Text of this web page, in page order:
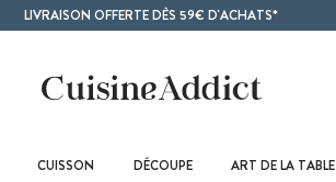
LIVRAISON OFFERTE DÈS 59€ D'ACHATS*
CUISSON DÉCOUPE ART DE LA TABLE